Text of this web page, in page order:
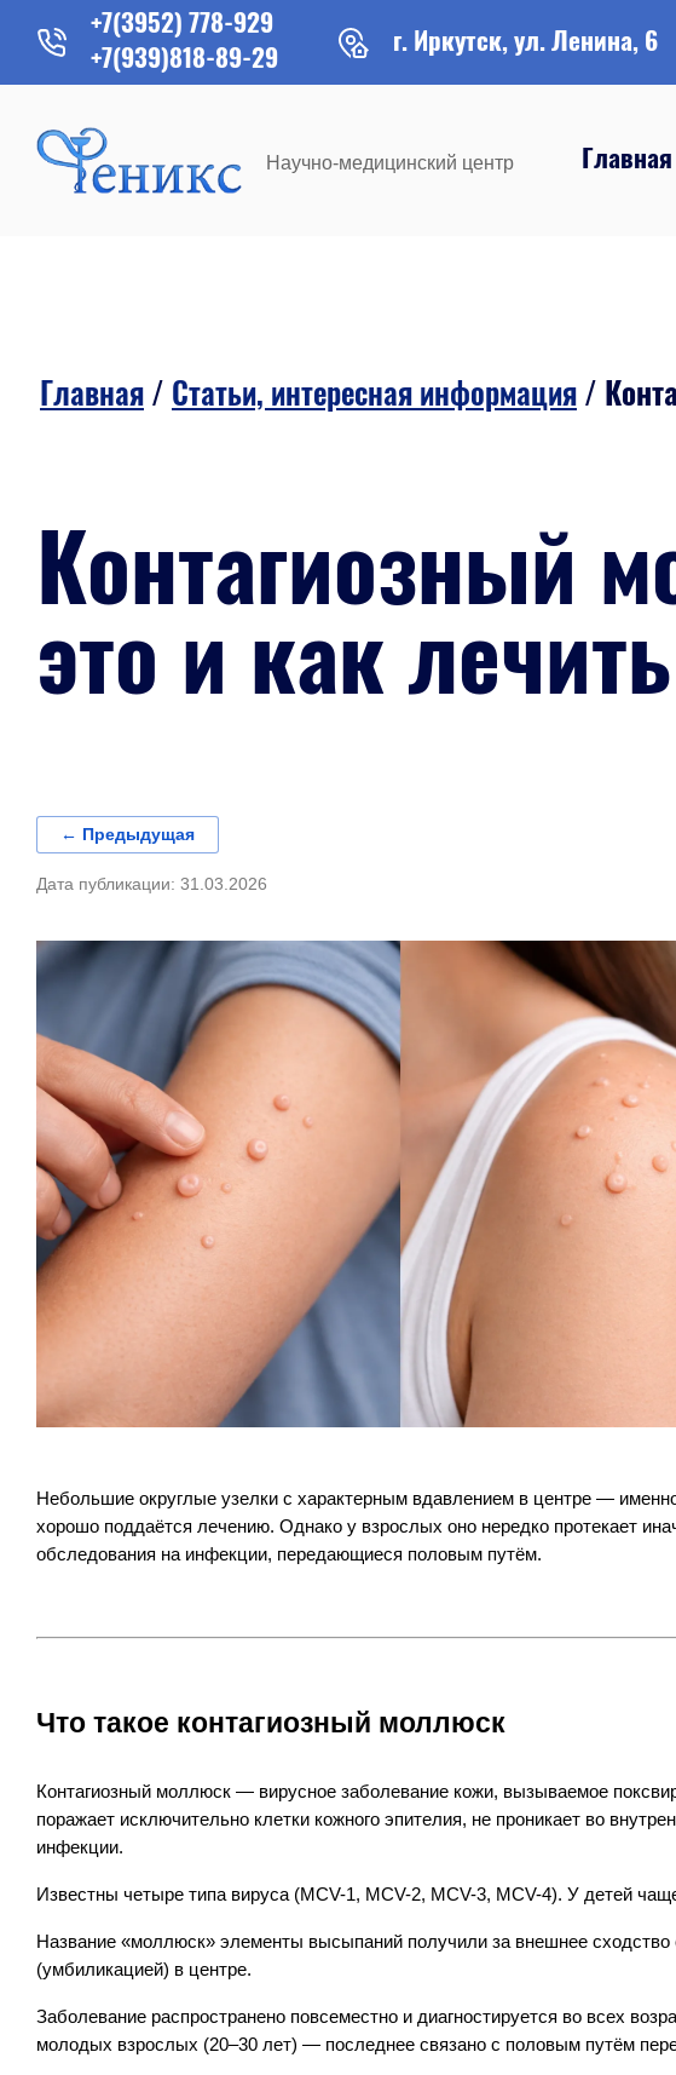
+7(3952) 778-929
+7(939)818-89-29
г. Иркутск, ул. Ленина, 6
Научно-медицинский центр Главная
Главная / Статьи, интересная информация /
Контагиозный
это и как лечить
← Предыдущая
Дата публикации: 31.03.2026
Небольшие округлые узелки с характерным вдавлением в центре —
хорошо поддаётся лечению. Однако у взрослых оно нередко протекает
обследования на инфекции, передающиеся половым путём.
Что такое контагиозный моллюск
Контагиозный моллюск — вирусное заболевание кожи, вызываемое
поражает исключительно клетки кожного эпителия, не проникает во
инфекции.
Известны четыре типа вируса (MCV-1, MCV-2, MCV-3, MCV-4). У детей
Название «моллюск» элементы высыпаний получили за внешнее
(умбиликацией) в центре.
Заболевание распространено повсеместно и диагностируется во всех
молодых взрослых (20–30 лет) — последнее связано с половым путём